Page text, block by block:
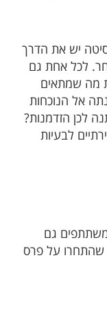
יש את הדרך
לכל אחת גם
מה שמתאים
אל הנוכחות
לכן הזדמנות?
לבעיות
גם
שהתחרו על פרס